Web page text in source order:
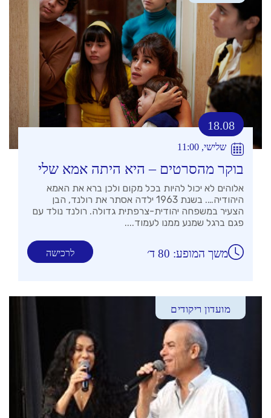
18.08
שלישי, 11:00
בוקר מהסרטים – היא היתה אמא שלי
אלוהים לא יכול להיות בכל מקום ולכן ברא את האמא
היהודיה…. בשנת 1963 ילדה אסתר את רולנד, הבן
הצעיר במשפחה יהודית-צרפתית גדולה. רולנד נולד עם
פגם ברגל שמנע ממנו לעמוד....
לרכישה משך המופע: 80 ד׳
מועדון ריקודים